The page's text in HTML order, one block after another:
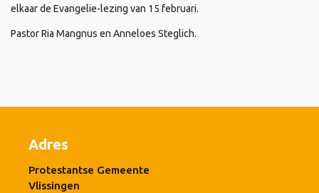
elkaar de Evangelie-lezing van 15 februari.
Pastor Ria Mangnus en Anneloes Steglich.
Adres
Protestantse Gemeente
Vlissingen